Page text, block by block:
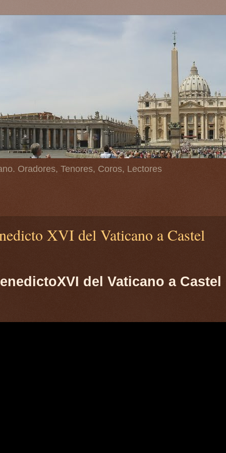
Oradores, Tenores, Coros, Lectores
XVI del Vaticano a Castel
del Vaticano a Castel